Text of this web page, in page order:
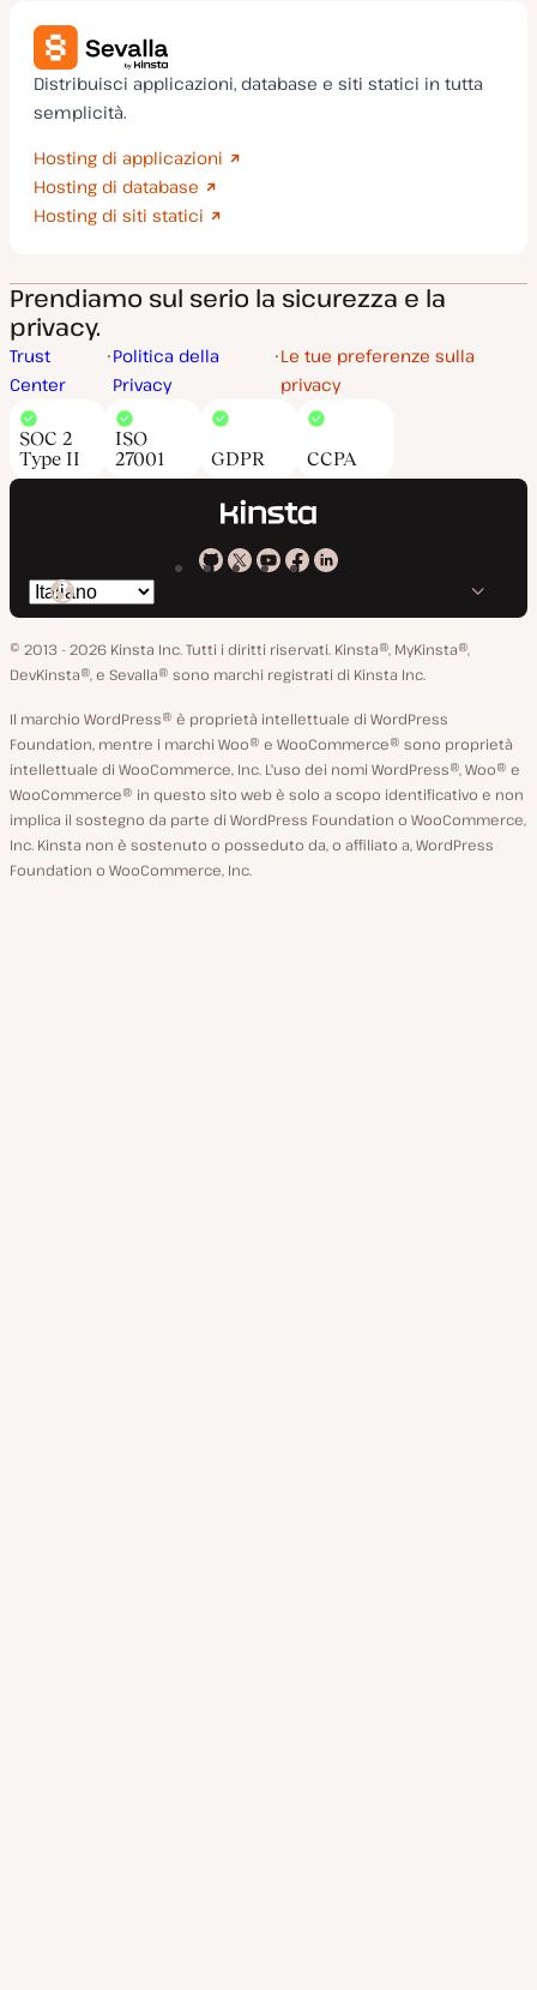
Distribuisci applicazioni, database e siti statici in tutta
semplicità.
Hosting di applicazioni
Hosting di database
Hosting di siti statici
Prendiamo sul serio la sicurezza e la
privacy.
Trust
Center
Politica della
Privacy
Le tue preferenze sulla
privacy
SOC 2
Type II
ISO
27001
GDPR CCPA
Kinsta
GitHub
Kinsta
X
Kinsta
YouTube
Kinsta
Facebook
Kinsta
LinkedIn
Cambia
lingua
© 2013 - 2026 Kinsta Inc. Tutti i diritti riservati. Kinsta®, MyKinsta®,
DevKinsta®, e Sevalla® sono marchi registrati di Kinsta Inc.
Il marchio WordPress® è proprietà intellettuale di WordPress
Foundation, mentre i marchi Woo® e WooCommerce® sono proprietà
intellettuale di WooCommerce, Inc. L'uso dei nomi WordPress®, Woo® e
WooCommerce® in questo sito web è solo a scopo identificativo e non
implica il sostegno da parte di WordPress Foundation o WooCommerce,
Inc. Kinsta non è sostenuto o posseduto da, o affiliato a, WordPress
Foundation o WooCommerce, Inc.